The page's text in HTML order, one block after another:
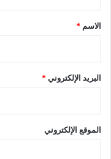
*
الاسم *
البريد الإلكتروني*
الموقع الإلكتروني